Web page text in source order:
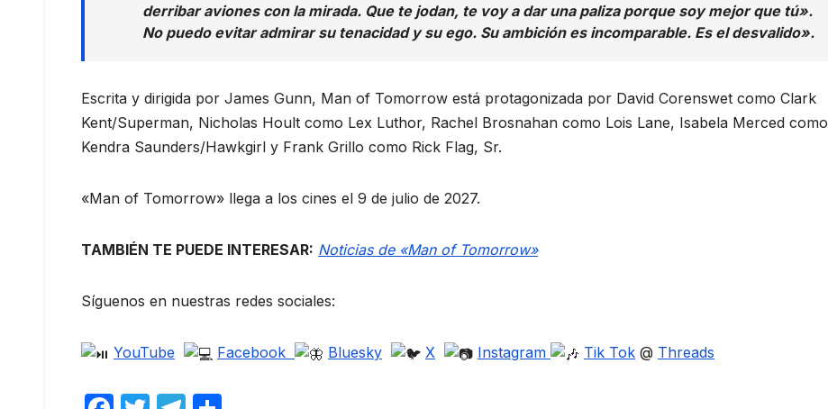
derribar aviones con la mirada. Que te jodan, te voy a dar una paliza porque soy mejor que tú».
No puedo evitar admirar su tenacidad y su ego. Su ambición es incomparable. Es el desvalido».
Escrita y dirigida por James Gunn, Man of Tomorrow está protagonizada por David Corenswet como Clark
Kent/Superman, Nicholas Hoult como Lex Luthor, Rachel Brosnahan como Lois Lane, Isabela Merced como
Kendra Saunders/Hawkgirl y Frank Grillo como Rick Flag, Sr.
«Man of Tomorrow» llega a los cines el 9 de julio de 2027.
TAMBIÉN TE PUEDE INTERESAR: Noticias de «Man of Tomorrow»
Síguenos en nuestras redes sociales:
YouTube Facebook Bluesky X Instagram Tik Tok @ Threads